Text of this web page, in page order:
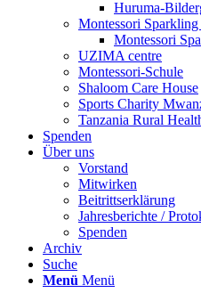
Huruma-
Montessori
Montessori
UZIMA centre
Montessori-Schule
Shaloom Care House
Sports Charity
Tanzania Rural
Spenden
Über uns
Vorstand
Mitwirken
Beitrittserklärung
Jahresberichte /
Spenden
Archiv
Suche
Menü Menü